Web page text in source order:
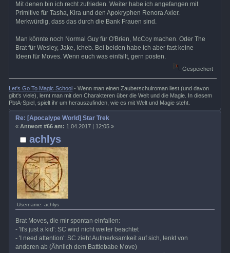
Mit denen bin ich recht zufrieden. Weiter habe ich angefangen mit
Primitive für Tasha, Kira und den Apokryphen Renora Axler.
Merkwürdig, dass das durch die Bank Frauen sind.
Man könnte noch Normal Guy für O'Brien, McCoy machen. Oder The
Brat für Wesley, Jake, Icheb. Bei beiden habe ich aber fast keine
Ideen für Moves. Wenn euch was einfällt, gern posten.
Gespeichert
Let's Go To Magic School - Wenn man einen Zauberschulroman liest (und davon
gibt's viele), lernt man mit den Charakteren über die Welt und die Magie. In diesem
PbtA-Spiel, spielt ihr um herauszufinden, wie es mit Welt und Magie steht.
achlys
Username: achlys
Re: [Apocalype World] Star Trek
« Antwort #66 am: 1.04.2017 | 12:05 »
Brat Moves, die mir spontan einfallen:
- 'It's just a kid': SC wird nicht weiter beachtet
- 'I need attention': SC zieht Aufmerksamkeit auf sich, lenkt von
anderen ab (Ähnlich dem Battlebabe Move)